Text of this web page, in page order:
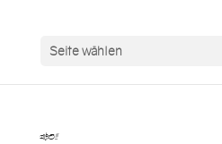
Seite wählen
INFO!!!…